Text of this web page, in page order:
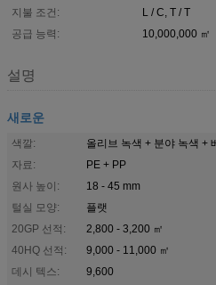
지불 조건:
L / C, T / T
공급 능력:
10,000,000 ㎡
설명
새로운
색깔:
올리브 녹색 + 분야 녹색 +
자료:
PE + PP
원사 높이:
18 - 45 mm
털실 모양:
플랫
20GP 선적:
2,800 - 3,200 ㎡
40HQ 선적:
9,000 - 11,000 ㎡
데시 텍스:
9,600